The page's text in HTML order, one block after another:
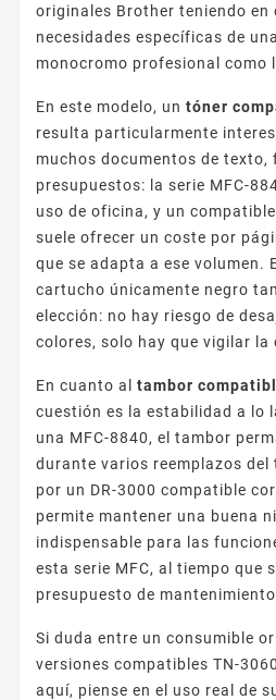
originales Brother teniendo en
necesidades específicas de
monocromo profesional como
En este modelo, un tóner
resulta particularmente
muchos documentos de texto,
presupuestos: la serie MFC-
uso de oficina, y un
suele ofrecer un coste por
que se adapta a ese volumen.
cartucho únicamente negro
elección: no hay riesgo de
colores, solo hay que vigilar la
En cuanto al tambor
cuestión es la estabilidad a lo
una MFC-8840, el tambor
durante varios reemplazos del
por un DR-3000 compatible
permite mantener una buena
indispensable para las
esta serie MFC, al tiempo que
presupuesto de
Si duda entre un consumible
versiones compatibles TN-
aquí, piense en el uso real de